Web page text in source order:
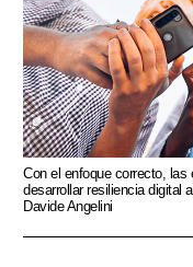
Con el enfoque correcto,
desarrollar resiliencia digital
Davide Angelini